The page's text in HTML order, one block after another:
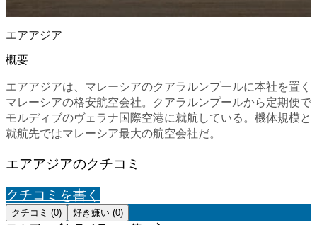
エアアジア
概要
エアアジアは、マレーシアのクアラルンプールに本社を置く
マレーシアの格安航空会社。クアラルンプールから定期便で
モルディブのヴェラナ国際空港に就航している。機体規模と
就航先ではマレーシア最大の航空会社だ。
エアアジアのクチコミ
クチコミを書く
クチコミ (0) 好き嫌い (0)